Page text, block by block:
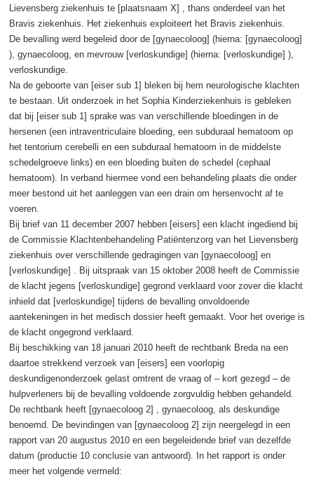
Lievensberg ziekenhuis te [plaatsnaam X] , thans onderdeel van het
Bravis ziekenhuis. Het ziekenhuis exploiteert het Bravis ziekenhuis.
De bevalling werd begeleid door de [gynaecoloog] (hierna: [gynaecoloog]
), gynaecoloog, en mevrouw [verloskundige] (hierna: [verloskundige] ),
verloskundige.
Na de geboorte van [eiser sub 1] bleken bij hem neurologische klachten
te bestaan. Uit onderzoek in het Sophia Kinderziekenhuis is gebleken
dat bij [eiser sub 1] sprake was van verschillende bloedingen in de
hersenen (een intraventriculaire bloeding, een subduraal hematoom op
het tentorium cerebelli en een subduraal hematoom in de middelste
schedelgroeve links) en een bloeding buiten de schedel (cephaal
hematoom). In verband hiermee vond een behandeling plaats die onder
meer bestond uit het aanleggen van een drain om hersenvocht af te
voeren.
Bij brief van 11 december 2007 hebben [eisers] een klacht ingediend bij
de Commissie Klachtenbehandeling Patiëntenzorg van het Lievensberg
ziekenhuis over verschillende gedragingen van [gynaecoloog] en
[verloskundige] . Bij uitspraak van 15 oktober 2008 heeft de Commissie
de klacht jegens [verloskundige] gegrond verklaard voor zover die klacht
inhield dat [verloskundige] tijdens de bevalling onvoldoende
aantekeningen in het medisch dossier heeft gemaakt. Voor het overige is
de klacht ongegrond verklaard.
Bij beschikking van 18 januari 2010 heeft de rechtbank Breda na een
daartoe strekkend verzoek van [eisers] een voorlopig
deskundigenonderzoek gelast omtrent de vraag of – kort gezegd – de
hulpverleners bij de bevalling voldoende zorgvuldig hebben gehandeld.
De rechtbank heeft [gynaecoloog 2] , gynaecoloog, als deskundige
benoemd. De bevindingen van [gynaecoloog 2] zijn neergelegd in een
rapport van 20 augustus 2010 en een begeleidende brief van dezelfde
datum (productie 10 conclusie van antwoord). In het rapport is onder
meer het volgende vermeld: